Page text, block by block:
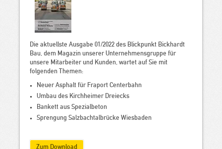
Die aktuellste Ausgabe 01/2022 des Blickpunkt Bickhardt
Bau, dem Magazin unserer Unternehmensgruppe für
unsere Mitarbeiter und Kunden, wartet auf Sie mit
folgenden Themen:
Neuer Asphalt für Fraport Centerbahn
Umbau des Kirchheimer Dreiecks
Bankett aus Spezialbeton
Sprengung Salzbachtalbrücke Wiesbaden
Zum Download